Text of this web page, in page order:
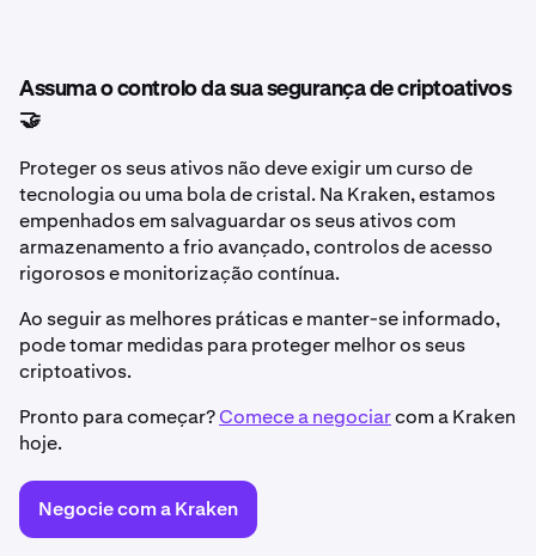
Assuma o controlo da sua segurança de criptoativos
🤝
Proteger os seus ativos não deve exigir um curso de
tecnologia ou uma bola de cristal. Na Kraken, estamos
empenhados em salvaguardar os seus ativos com
armazenamento a frio avançado, controlos de acesso
rigorosos e monitorização contínua.
Ao seguir as melhores práticas e manter-se informado,
pode tomar medidas para proteger melhor os seus
criptoativos.
Pronto para começar?Comece a negociarcom a Kraken
hoje.
Negocie com a Kraken